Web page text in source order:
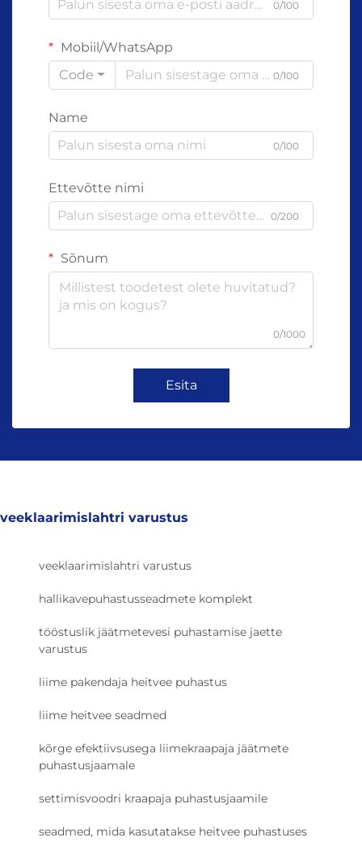
0/100
Mobiil/WhatsApp
Code
0/100
Name
0/100
Ettevõtte nimi
0/200
Sõnum
0/1000
Esita
veeklaarimislahtri varustus
veeklaarimislahtri varustus
hallikavepuhastusseadmete komplekt
tööstuslik jäätmetevesi puhastamise jaette
varustus
liime pakendaja heitvee puhastus
liime heitvee seadmed
kõrge efektiivsusega liimekraapaja jäätmete
puhastusjaamale
settimisvoodri kraapaja puhastusjaamile
seadmed, mida kasutatakse heitvee puhastuses